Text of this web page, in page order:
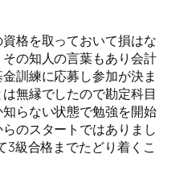
格を取っておいて損はな
の知人の言葉もあり会計
訓練に応募し参加が決ま
無縁でしたので勘定科目
らない状態で勉強を開始
のスタートではありまし
3級合格までたどり着くこ